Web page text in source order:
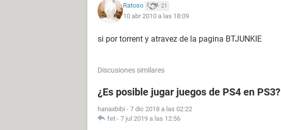
Ratoso 21
10 abr 2010 a las 18:09
si por torrent y atravez de la pagina BTJUNKIE
Discusiones similares
¿Es posible jugar juegos de PS4 en PS3?
hanaxbibi - 7 dic 2018 a las 02:22
fet - 7 jul 2019 a las 12:56